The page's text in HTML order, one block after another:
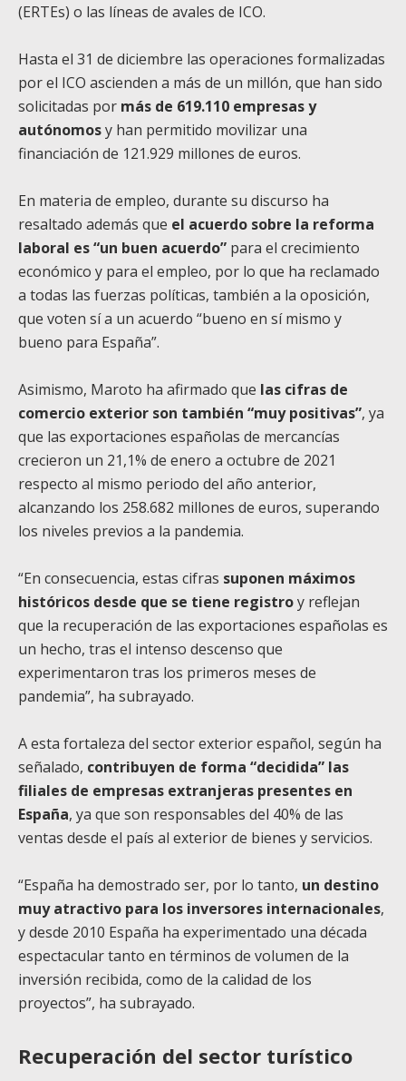
(ERTEs) o las líneas de avales de ICO.
Hasta el 31 de diciembre las operaciones formalizadas
por el ICO ascienden a más de un millón, que han sido
solicitadas por más de 619.110 empresas y
autónomosy han permitido movilizar una
financiación de 121.929 millones de euros.
En materia de empleo, durante su discurso ha
resaltado además que el acuerdo sobre la reforma
laboral es “un buen acuerdo” para el crecimiento
económico y para el empleo, por lo que ha reclamado
a todas las fuerzas políticas, también a la oposición,
que voten sí a un acuerdo “bueno en sí mismo y
bueno para España”.
Asimismo, Maroto ha afirmado que las cifras de
comercio exterior son también “muy positivas”, ya
que las exportaciones españolas de mercancías
crecieron un 21,1% de enero a octubre de 2021
respecto al mismo periodo del año anterior,
alcanzando los 258.682 millones de euros, superando
los niveles previos a la pandemia.
“En consecuencia, estas cifras suponen máximos
históricos desde que se tiene registroy reflejan
que la recuperación de las exportaciones españolas es
un hecho, tras el intenso descenso que
experimentaron tras los primeros meses de
pandemia”, ha subrayado.
A esta fortaleza del sector exterior español, según ha
señalado, contribuyen de forma “decidida” las
filiales de empresas extranjeras presentes en
España, ya que son responsables del 40% de las
ventas desde el país al exterior de bienes y servicios.
“España ha demostrado ser, por lo tanto, un destino
muy atractivo para los inversores internacionales,
y desde 2010 España ha experimentado una década
espectacular tanto en términos de volumen de la
inversión recibida, como de la calidad de los
proyectos”, ha subrayado.
Recuperación del sector turístico